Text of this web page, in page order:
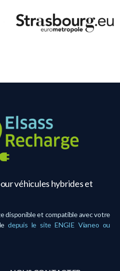
véhicules hybrides et
disponible et compatible avec votre
depuis le site ENGIE Vianeo ou